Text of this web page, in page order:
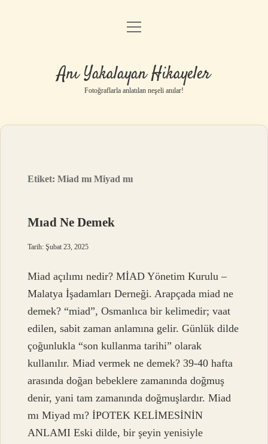
Anasayfa
Yasal Uyarı
menüyü
Anı Yakalayan Hikayeler
Fotoğraflarla anlatılan neşeli anılar!
Etiket:Miad mı Miyad mı
Mıad Ne Demek
Tarih: Şubat 23, 2025
Miad açılımı nedir? MİAD Yönetim Kurulu –
Malatya İşadamları Derneği. Arapçada miad ne
demek? “miad”, Osmanlıca bir kelimedir; vaat
edilen, sabit zaman anlamına gelir. Günlük dilde
çoğunlukla “son kullanma tarihi” olarak
kullanılır. Miad vermek ne demek? 39-40 hafta
arasında doğan bebeklere zamanında doğmuş
denir, yani tam zamanında doğmuşlardır. Miad
mı Miyad mı? İPOTEK KELİMESİNİN
ANLAMI Eski dilde, bir şeyin yenisiyle